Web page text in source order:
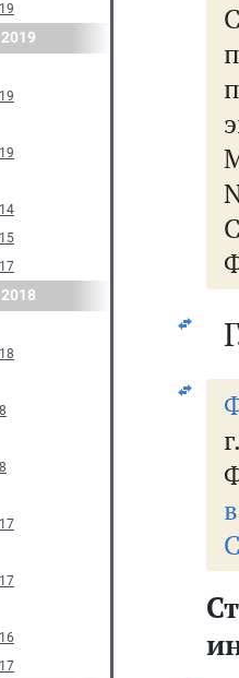
2019
2018